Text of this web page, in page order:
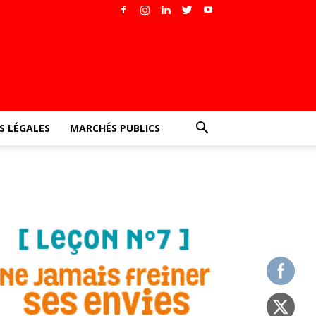
LÉGALES MARCHÉS PUBLICS